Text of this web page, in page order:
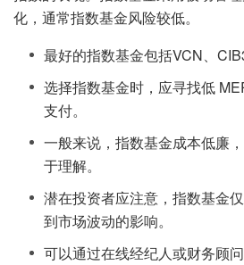
化，通常指数基金风险较低。
最好的指数基金包括VCN、
选择指数基金时，应寻找低
支付。
一般来说，指数基金成本低廉
于理解。
潜在投资者应注意，指数基金
到市场波动的影响。
可以通过在线经纪人或财务顾